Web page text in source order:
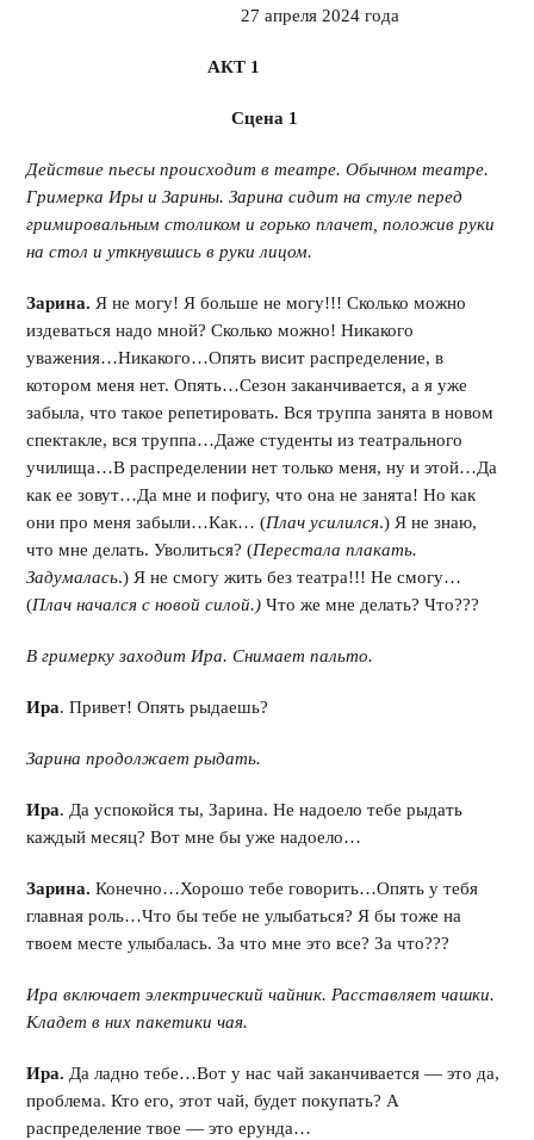
27 апреля 2024 года
АКТ 1
Сцена 1
Действие пьесы происходит в театре. Обычном театре.
Гримерка Иры и Зарины. Зарина сидит на стуле перед
гримировальным столиком и горько плачет, положив руки
на стол и уткнувшись в руки лицом.
Зарина. Я не могу! Я больше не могу!!! Сколько можно
издеваться надо мной? Сколько можно! Никакого
уважения…Никакого…Опять висит распределение, в
котором меня нет. Опять…Сезон заканчивается, а я уже
забыла, что такое репетировать. Вся труппа занята в новом
спектакле, вся труппа…Даже студенты из театрального
училища…В распределении нет только меня, ну и этой…Да
как ее зовут…Да мне и пофигу, что она не занята! Но как
они про меня забыли…Как… (Плач усилился.) Я не знаю,
что мне делать. Уволиться? (Перестала плакать.
Задумалась.) Я не смогу жить без театра!!! Не смогу…
(Плач начался с новой силой.) Что же мне делать? Что???
В гримерку заходит Ира. Снимает пальто.
Ира. Привет! Опять рыдаешь?
Зарина продолжает рыдать.
Ира. Да успокойся ты, Зарина. Не надоело тебе рыдать
каждый месяц? Вот мне бы уже надоело…
Зарина. Конечно…Хорошо тебе говорить…Опять у тебя
главная роль…Что бы тебе не улыбаться? Я бы тоже на
твоем месте улыбалась. За что мне это все? За что???
Ира включает электрический чайник. Расставляет чашки.
Кладет в них пакетики чая.
Ира. Да ладно тебе…Вот у нас чай заканчивается — это да,
проблема. Кто его, этот чай, будет покупать? А
распределение твое — это ерунда…